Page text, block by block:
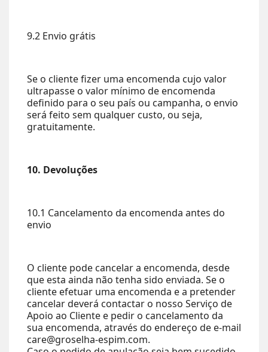
9.2 Envio grátis
Se o cliente fizer uma encomenda cujo valor
ultrapasse o valor mínimo de encomenda
definido para o seu país ou campanha, o envio
será feito sem qualquer custo, ou seja,
gratuitamente.
10. Devoluções
10.1 Cancelamento da encomenda antes do
envio
O cliente pode cancelar a encomenda, desde
que esta ainda não tenha sido enviada. Se o
cliente efetuar uma encomenda e a pretender
cancelar deverá contactar o nosso Serviço de
Apoio ao Cliente e pedir o cancelamento da
sua encomenda, através do endereço de e-mail
care@groselha-espim.com.